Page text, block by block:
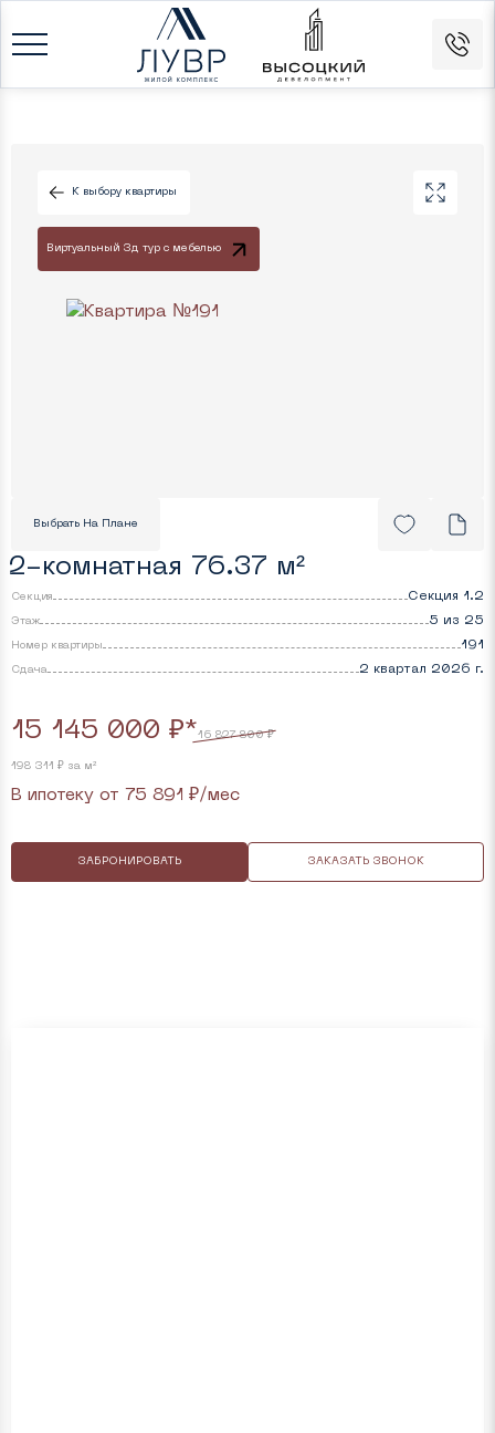
К выбору квартиры
Виртуальный 3д тур с мебелью
Выбрать На Плане
2-комнатная 76.37 м²
Секция Секция 1.2
Этаж 5 из 25
Номер квартиры 191
Cдача 2 квартал 2026 г.
15 145 000 ₽*16 827 800 ₽
198 311 ₽ за м²
В ипотеку от 75 891 ₽/мес
ЗАБРОНИРОВАТЬ ЗАКАЗАТЬ ЗВОНОК